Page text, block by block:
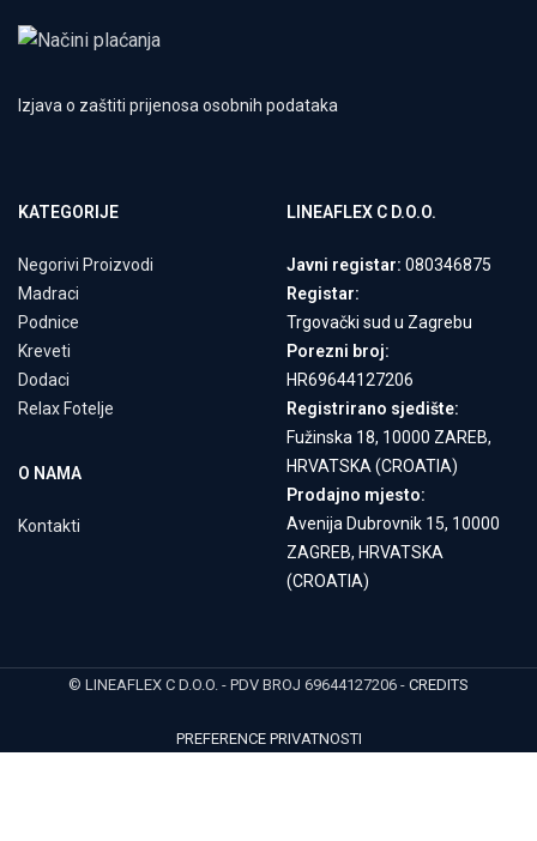
Izjava o zaštiti prijenosa osobnih podataka
KATEGORIJE
Negorivi Proizvodi
Madraci
Podnice
Kreveti
Dodaci
Relax Fotelje
O NAMA
Kontakti
LINEAFLEX C D.O.O.
Javni registar: 080346875
Registar:
Trgovački sud u Zagrebu
Porezni broj:
HR69644127206
Registrirano sjedište:
Fužinska 18, 10000 ZAREB,
HRVATSKA (CROATIA)
Prodajno mjesto:
Avenija Dubrovnik 15, 10000
ZAGREB, HRVATSKA
(CROATIA)
© LINEAFLEX C D.O.O. - PDV BROJ 69644127206 - CREDITS
PREFERENCE PRIVATNOSTI